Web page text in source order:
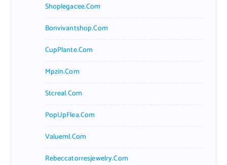
Shoplegacee.com
Bonvivantshop.com
CupPlante.com
Mpzin.com
Stcreal.com
PopUpFlea.com
Valueml.com
Rebeccatorresjewelry.com